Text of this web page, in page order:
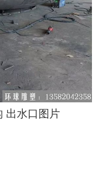
出水口图片